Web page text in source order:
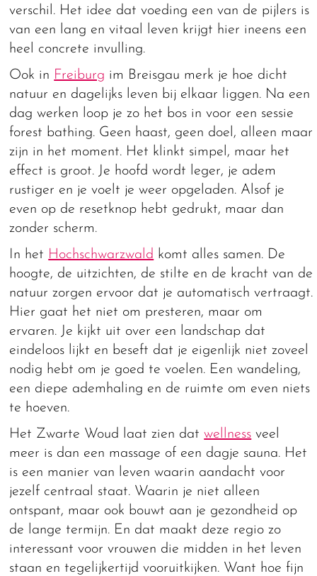
verschil. Het idee dat voeding een van de pijlers is
van een lang en vitaal leven krijgt hier ineens een
heel concrete invulling.
Ook in Freiburg im Breisgau merk je hoe dicht
natuur en dagelijks leven bij elkaar liggen. Na een
dag werken loop je zo het bos in voor een sessie
forest bathing. Geen haast, geen doel, alleen maar
zijn in het moment. Het klinkt simpel, maar het
effect is groot. Je hoofd wordt leger, je adem
rustiger en je voelt je weer opgeladen. Alsof je
even op de resetknop hebt gedrukt, maar dan
zonder scherm.
In het Hochschwarzwald komt alles samen. De
hoogte, de uitzichten, de stilte en de kracht van de
natuur zorgen ervoor dat je automatisch vertraagt.
Hier gaat het niet om presteren, maar om
ervaren. Je kijkt uit over een landschap dat
eindeloos lijkt en beseft dat je eigenlijk niet zoveel
nodig hebt om je goed te voelen. Een wandeling,
een diepe ademhaling en de ruimte om even niets
te hoeven.
Het Zwarte Woud laat zien datwellness veel
meer is dan een massage of een dagje sauna. Het
is een manier van leven waarin aandacht voor
jezelf centraal staat. Waarin je niet alleen
ontspant, maar ook bouwt aan je gezondheid op
de lange termijn. En dat maakt deze regio zo
interessant voor vrouwen die midden in het leven
staan en tegelijkertijd vooruitkijken. Want hoe fijn